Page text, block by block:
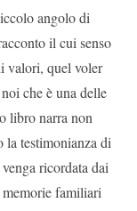
angolo di
il cui senso
valori, quel voler
che è una delle
libro narra non
la testimonianza di
ricordata dai
familiari